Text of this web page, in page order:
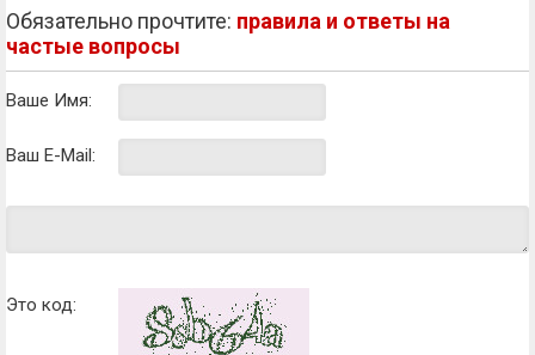
Обязательно прочтите: правила и ответы на
частые вопросы
Ваше Имя:
Ваш E-Mail:
Это код: